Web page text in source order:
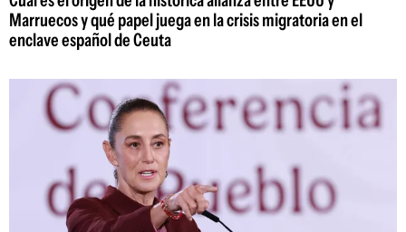
Marruecos y qué papel juega en la crisis migratoria en el
enclave español de Ceuta